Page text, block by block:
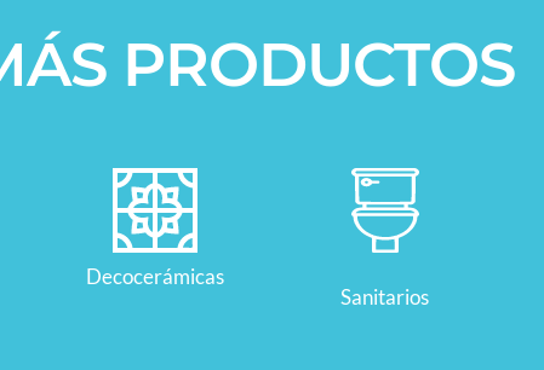
PRODUCTOS
Decocerámicas
Sanitarios